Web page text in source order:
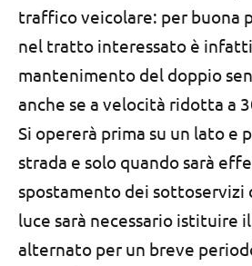
traffico veicolare: per buona
nel tratto interessato è
mantenimento del doppio
anche se a velocità ridotta a
Si opererà prima su un lato e
strada e solo quando sarà
spostamento dei sottoservizi
luce sarà necessario istituire
alternato per un breve